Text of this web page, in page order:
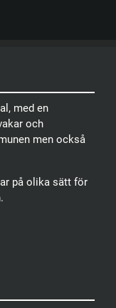
med en
och
men också
på olika sätt för